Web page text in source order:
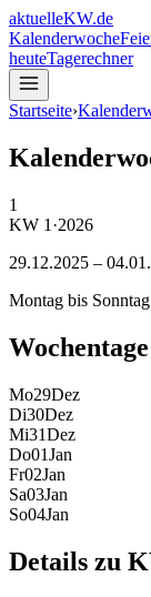
aktuelleKW.de
Kalenderwoche
heuteTagerechner
Startseite›
1
KW 1 ·2026
29.12.2025 –
Montag bis
Mo29Dez
Di30Dez
Mi31Dez
Do01Jan
Fr02Jan
Sa03Jan
So04Jan
Details zu